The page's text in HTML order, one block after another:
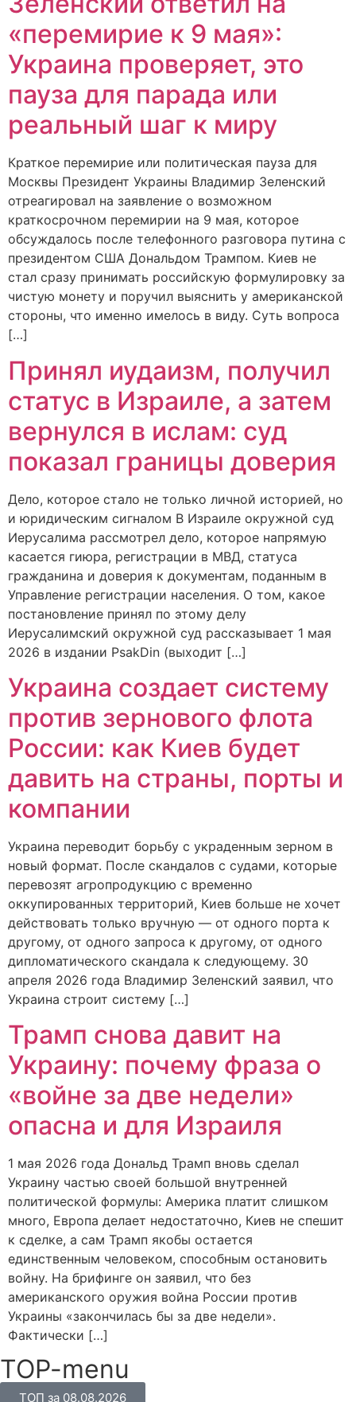
«перемирие к 9 мая»:
Украина проверяет, это
пауза для парада или
реальный шаг к миру
Краткое перемирие или политическая пауза для
Москвы Президент Украины Владимир Зеленский
отреагировал на заявление о возможном
краткосрочном перемирии на 9 мая, которое
обсуждалось после телефонного разговора путина с
президентом США Дональдом Трампом. Киев не
стал сразу принимать российскую формулировку за
чистую монету и поручил выяснить у американской
стороны, что именно имелось в виду. Суть вопроса
[…]
Принял иудаизм, получил
статус в Израиле, а затем
вернулся в ислам: суд
показал границы доверия
Дело, которое стало не только личной историей, но
и юридическим сигналом В Израиле окружной суд
Иерусалима рассмотрел дело, которое напрямую
касается гиюра, регистрации в МВД, статуса
гражданина и доверия к документам, поданным в
Управление регистрации населения. О том, какое
постановление принял по этому делу
Иерусалимский окружной суд рассказывает 1 мая
2026 в издании PsakDin (выходит […]
Украина создает систему
против зернового флота
России: как Киев будет
давить на страны, порты и
компании
Украина переводит борьбу с украденным зерном в
новый формат. После скандалов с судами, которые
перевозят агропродукцию с временно
оккупированных территорий, Киев больше не хочет
действовать только вручную — от одного порта к
другому, от одного запроса к другому, от одного
дипломатического скандала к следующему. 30
апреля 2026 года Владимир Зеленский заявил, что
Украина строит систему […]
Трамп снова давит на
Украину: почему фраза о
«войне за две недели»
опасна и для Израиля
1 мая 2026 года Дональд Трамп вновь сделал
Украину частью своей большой внутренней
политической формулы: Америка платит слишком
много, Европа делает недостаточно, Киев не спешит
к сделке, а сам Трамп якобы остается
единственным человеком, способным остановить
войну. На брифинге он заявил, что без
американского оружия война России против
Украины «закончилась бы за две недели».
Фактически […]
TOP-menu
ТОП за 08.08.2026